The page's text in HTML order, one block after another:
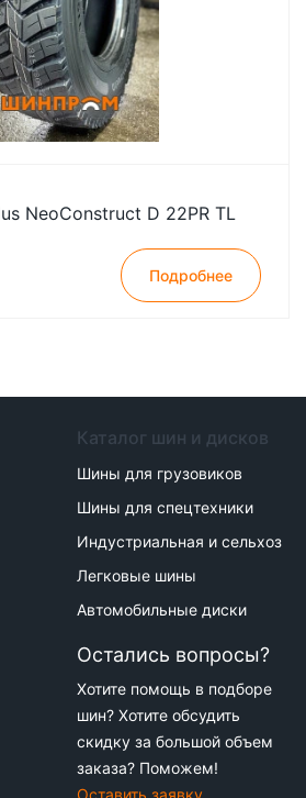
NeoConstruct D 22PR TL
Подробнее
Каталог шин и дисков
Шины для грузовиков
Шины для спецтехники
Индустриальная и сельхоз
Легковые шины
Автомобильные диски
Остались вопросы?
Хотите помощь в подборе
шин? Хотите обсудить
скидку за большой объем
заказа? Поможем!
Оставить заявку